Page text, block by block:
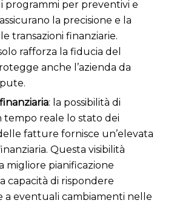
programmi per preventivi e
la precisione e la
transazioni finanziarie.
rafforza la fiducia del
anche l’azienda da
: la possibilità di
tempo reale lo stato dei
fatture fornisce un’elevata
Questa visibilità
migliore pianificazione
capacità di rispondere
a eventuali cambiamenti nelle